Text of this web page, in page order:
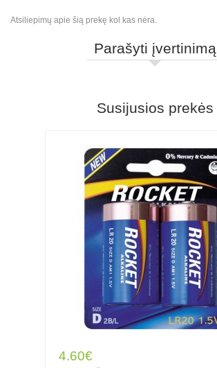
Atsiliepimų apie šią prekę kol kas nėra.
Parašyti įvertinimą
Susijusios prekės
4.60€